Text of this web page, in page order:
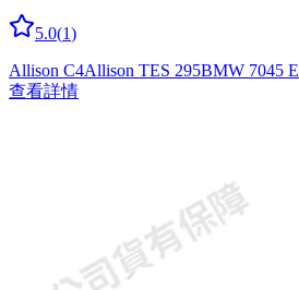
5.0(1)
Allison C4Allison TES 295BMW 7045 E
查看詳情